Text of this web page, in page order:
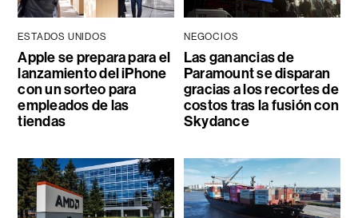
ESTADOS UNIDOS
Apple se prepara para el
lanzamiento del iPhone
con un sorteo para
empleados de las
tiendas
NEGOCIOS
Las ganancias de
Paramount se disparan
gracias a los recortes de
costos tras la fusión con
Skydance